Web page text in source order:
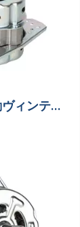
販売のための自動ヴィンテージ洗濯機モーター